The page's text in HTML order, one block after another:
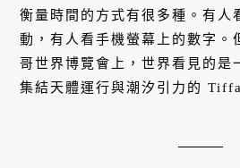
衡量時間的方式有很多種。有人
動，有人看手機螢幕上的數字。
哥世界博覽會上，世界看見的是
集結天體運行與潮汐引力的